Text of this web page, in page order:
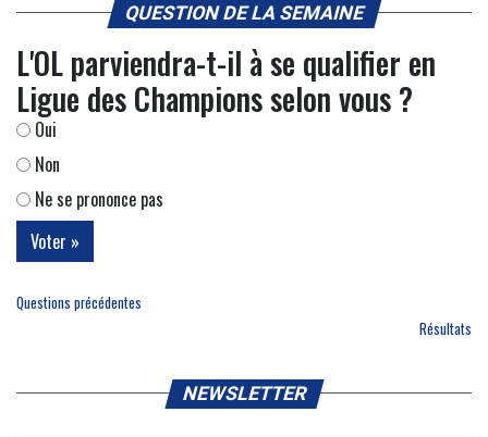
QUESTION DE LA SEMAINE
L'OL parviendra-t-il à se qualifier en
Ligue des Champions selon vous ?
Oui
Non
Ne se prononce pas
Questions précédentes
Résultats
NEWSLETTER